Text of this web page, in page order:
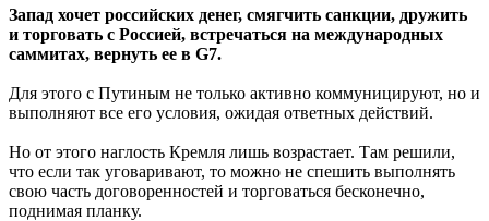
Запад хочет российских денег, смягчить санкции, дружить
и торговать с Россией, встречаться на международных
саммитах, вернуть ее в G7.
Для этого с Путиным не только активно коммуницируют, но и
выполняют все его условия, ожидая ответных действий.
Но от этого наглость Кремля лишь возрастает. Там решили,
что если так уговаривают, то можно не спешить выполнять
свою часть договоренностей и торговаться бесконечно,
поднимая планку.